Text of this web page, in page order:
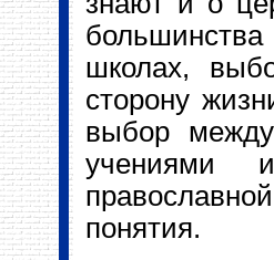
школах,
сторону
выбор
учениями
понятия.